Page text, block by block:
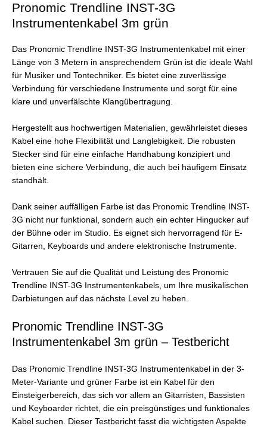
Pronomic Trendline INST-3G
Instrumentenkabel 3m grün
Das Pronomic Trendline INST-3G Instrumentenkabel mit einer
Länge von 3 Metern in ansprechendem Grün ist die ideale Wahl
für Musiker und Tontechniker. Es bietet eine zuverlässige
Verbindung für verschiedene Instrumente und sorgt für eine
klare und unverfälschte Klangübertragung.
Hergestellt aus hochwertigen Materialien, gewährleistet dieses
Kabel eine hohe Flexibilität und Langlebigkeit. Die robusten
Stecker sind für eine einfache Handhabung konzipiert und
bieten eine sichere Verbindung, die auch bei häufigem Einsatz
standhält.
Dank seiner auffälligen Farbe ist das Pronomic Trendline INST-
3G nicht nur funktional, sondern auch ein echter Hingucker auf
der Bühne oder im Studio. Es eignet sich hervorragend für E-
Gitarren, Keyboards und andere elektronische Instrumente.
Vertrauen Sie auf die Qualität und Leistung des Pronomic
Trendline INST-3G Instrumentenkabels, um Ihre musikalischen
Darbietungen auf das nächste Level zu heben.
Pronomic Trendline INST-3G
Instrumentenkabel 3m grün – Testbericht
Das Pronomic Trendline INST-3G Instrumentenkabel in der 3-
Meter-Variante und grüner Farbe ist ein Kabel für den
Einsteigerbereich, das sich vor allem an Gitarristen, Bassisten
und Keyboarder richtet, die ein preisgünstiges und funktionales
Kabel suchen. Dieser Testbericht fasst die wichtigsten Aspekte